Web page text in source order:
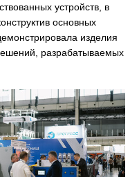
устройств, в
основных
изделия
разрабатываемых